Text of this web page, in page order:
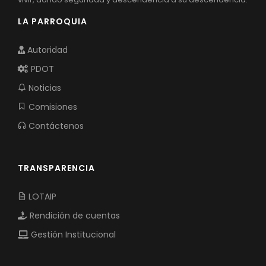
LA PARROQUIA
Autoridad
PDOT
Noticias
Comisiones
Contáctenos
TRANSPARENCIA
LOTAIP
Rendición de cuentas
Gestión Institucional